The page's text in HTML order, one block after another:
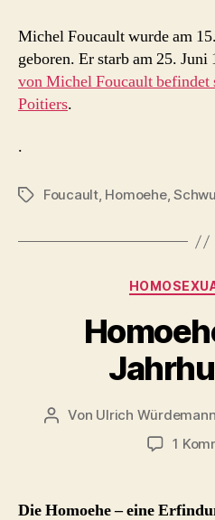
Michel Foucault wurde am
geboren. Er starb am 25. Juni
von Michel Foucault befindet
Poitiers.
.
Schlagwörter
Foucault, Homoehe,
Beitragsautor
Von Ulrich Würdemann
1
Die Homoehe – eine